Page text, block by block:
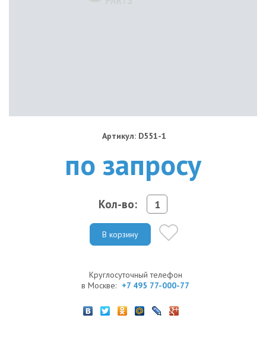
Артикул: D551-1
по запросу
Кол-во:
В корзину
Круглосуточный телефон
в Москве: +7 495 77-000-77